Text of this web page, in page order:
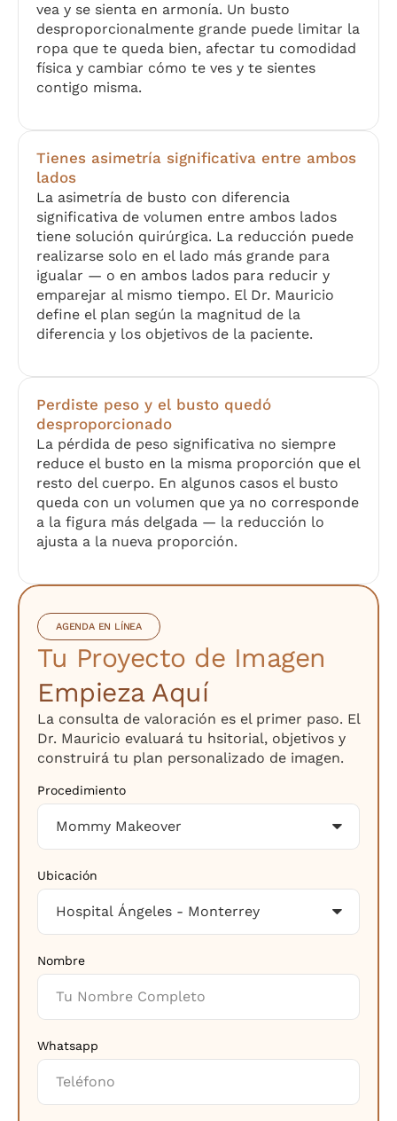
vea y se sienta en armonía. Un busto
desproporcionalmente grande puede limitar la
ropa que te queda bien, afectar tu comodidad
física y cambiar cómo te ves y te sientes
contigo misma.
Tienes asimetría significativa entre ambos
lados
La asimetría de busto con diferencia
significativa de volumen entre ambos lados
tiene solución quirúrgica. La reducción puede
realizarse solo en el lado más grande para
igualar — o en ambos lados para reducir y
emparejar al mismo tiempo. El Dr. Mauricio
define el plan según la magnitud de la
diferencia y los objetivos de la paciente.
Perdiste peso y el busto quedó
desproporcionado
La pérdida de peso significativa no siempre
reduce el busto en la misma proporción que el
resto del cuerpo. En algunos casos el busto
queda con un volumen que ya no corresponde
a la figura más delgada — la reducción lo
ajusta a la nueva proporción.
AGENDA EN LÍNEA
Tu Proyecto de Imagen
Empieza Aquí
La consulta de valoración es el primer paso. El
Dr. Mauricio evaluará tu hsitorial, objetivos y
construirá tu plan personalizado de imagen.
Procedimiento
Ubicación
Nombre
Whatsapp